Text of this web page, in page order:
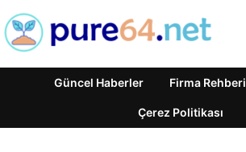
Güncel Haberler Firma Rehberi
Çerez Politikası